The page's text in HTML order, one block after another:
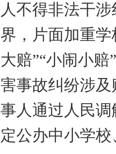
人不得非法干
界，片面加重
大赔”“小闹小
害事故纠纷涉
事人通过人民
定公办中小学